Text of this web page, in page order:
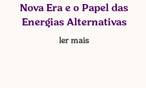
Nova Era e o Papel das
Energias Alternativas
ler mais